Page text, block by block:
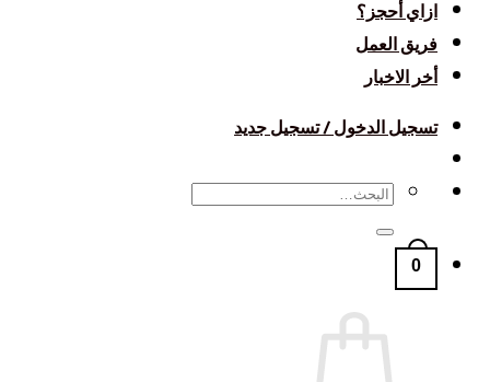
ازاي أحجز؟
فريق العمل
أخر الاخبار
تسجيل الدخول / تسجيل جديد
البحث
عن:
0